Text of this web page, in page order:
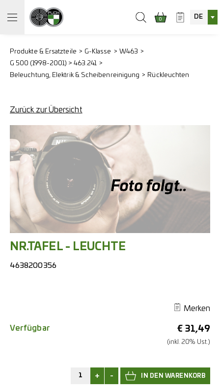
0 DE
Produkte & Ersatzteile G-Klasse
W463
G 500 (1998-2001) > 463.241
Beleuchtung, Elektrik & Scheibenreinigung
Rückleuchten
Zurück zur Übersicht
NR.TAFEL - LEUCHTE
4638200356
Merken
€ 31,49
(inkl. 20% Ust.)
Verfügbar
+ -